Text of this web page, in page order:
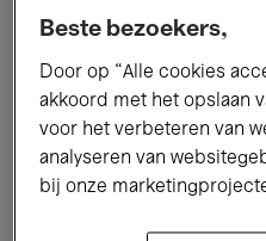
Alle evenementen
Tentoonstellingen
Performances
Jazz Klassieke
Beste bezoekers,
Door op “Alle cookies
akkoord met het opslaan
voor het verbeteren van
analyseren van
bij onze